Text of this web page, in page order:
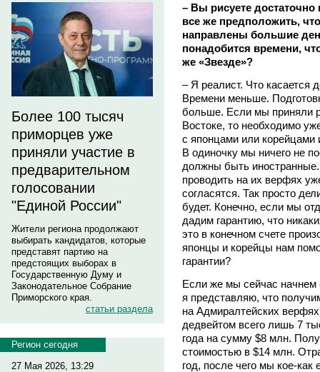
Более 100 тысяч
приморцев уже
приняли участие в
предварительном
голосовании
"Единой России"
Жители региона продолжают
выбирать кандидатов, которые
представят партию на
предстоящих выборах в
Государственную Думу и
Законодательное Собрание
Приморского края.
статьи раздела
Регион сегодня
27 Мая 2026, 13:29
– Вы рисуете
все же предположить,
направлены большие
понадобится времени,
же «Звезде»?
– Я реалист. Что касается
Времени меньше.
больше. Если мы приняли
Востоке, то необходимо
с японцами или
В одиночку мы ничего не
должны быть
проводить на их верфях
согласятся. Так просто
будет. Конечно, если мы
дадим гарантию, что
это в конечном счете
японцы и корейцы нам
гарантии?
Если же мы сейчас начнем
я представляю, что
на Адмиралтейских
дедвейтом всего лишь 7
года на сумму $8 млн.
стоимостью в $14 млн.
год, после чего мы кое-как